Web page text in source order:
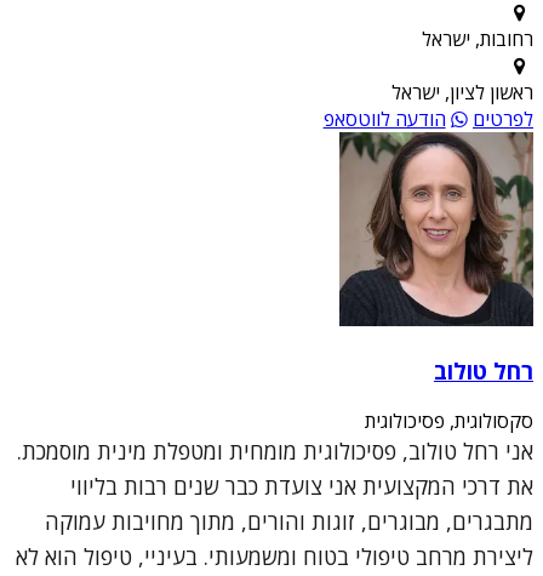
רחובות, ישראל
ראשון לציון, ישראל
לפרטים
הודעה לווטסאפ
רחל טולוב
סקסולוגית, פסיכולוגית
אני רחל טולוב, פסיכולוגית מומחית ומטפלת מינית מוסמכת.
את דרכי המקצועית אני צועדת כבר שנים רבות בליווי
מתבגרים, מבוגרים, זוגות והורים, מתוך מחויבות עמוקה
ליצירת מרחב טיפולי בטוח ומשמעותי. בעיניי, טיפול הוא לא